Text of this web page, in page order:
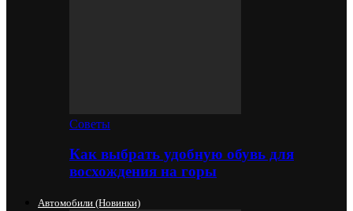
Советы
Как выбрать удобную обувь для
восхождения на горы
Автомобили (новинки)